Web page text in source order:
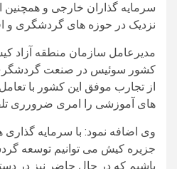
سرمایه گذاران خارجی و همچنین
نزدیک در حوزه های گردشگری و
مدیرعامل سازمان منطقه آزاد
کشور سوئیس در صنعت گردشگری
از تجارب موفق این کشور با
های آموزشی را امری ضرورری
وی اضافه نمود: با سرمايه
جزيره كيش می توانیم توسعه
باشیم که در حال حاضر نیز در